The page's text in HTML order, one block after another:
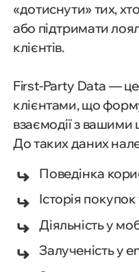
«дотиснути» тих,
або підтримати
клієнтів.
First-Party Data — це
клієнтами, що
взаємодії з
До таких даних
Поведінка
Історія покупок
Діяльність у
Залученість у